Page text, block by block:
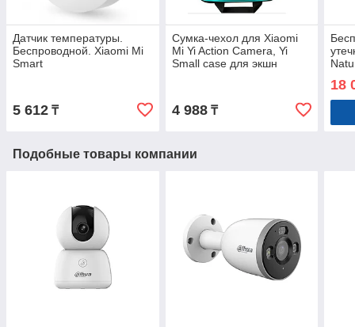
Датчик температуры.
Беспроводной. Xiaomi Mi
Smart
5 612 ₸
Сумка-чехол для Xiaomi
Mi Yi Action Camera, Yi
Small case для экшн
4 988₸
18
Подобные товары компании